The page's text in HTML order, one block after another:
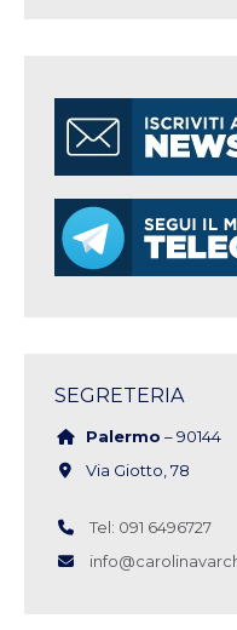
SEGRETERIA
Palermo – 90144
Via Giotto, 78
Tel: 091 6496727